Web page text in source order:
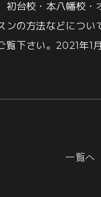
初台校・本八幡校・
ンの方法などについ
覧下さい。2021年1
一覧へ